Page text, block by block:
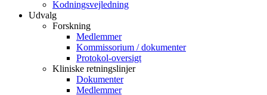
Kodningsvejledning
Udvalg
Forskning
Medlemmer
Kommissorium / dokumenter
Protokol-oversigt
Kliniske retningslinjer
Dokumenter
Medlemmer